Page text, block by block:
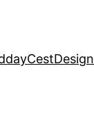
CestDesign